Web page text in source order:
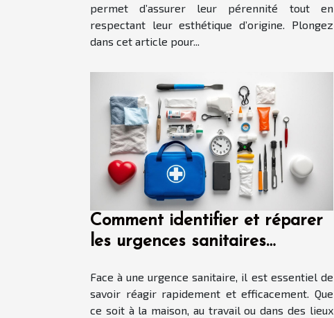
permet d’assurer leur pérennité tout en
respectant leur esthétique d’origine. Plongez
dans cet article pour...
Comment identifier et réparer
les urgences sanitaires
Face à une urgence sanitaire, il est essentiel de
savoir réagir rapidement et efficacement. Que
ce soit à la maison, au travail ou dans des lieux